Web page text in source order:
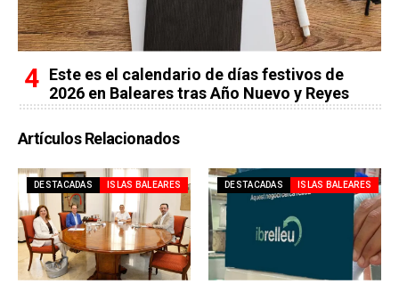
Este es el calendario de días festivos de
2026 en Baleares tras Año Nuevo y Reyes
Artículos Relacionados
DESTACADAS ISLAS BALEARES DESTACADAS ISLAS BALEARES